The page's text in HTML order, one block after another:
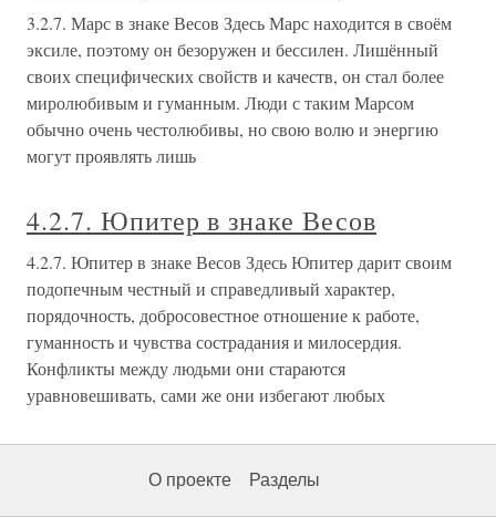
3.2.7. Марс в знаке Весов Здесь Марс находится в своём
эксиле, поэтому он безоружен и бессилен. Лишённый
своих специфических свойств и качеств, он стал более
миролюбивым и гуманным. Люди с таким Марсом
обычно очень честолюбивы, но свою волю и энергию
могут проявлять лишь
4.2.7. Юпитер в знаке Весов
4.2.7. Юпитер в знаке Весов Здесь Юпитер дарит своим
подопечным честный и справедливый характер,
порядочность, добросовестное отношение к работе,
гуманность и чувства сострадания и милосердия.
Конфликты между людьми они стараются
уравновешивать, сами же они избегают любых
О проекте Разделы